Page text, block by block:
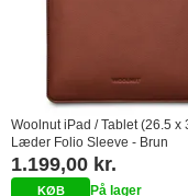
Woolnut iPad / Tablet (26.5 x
Læder Folio Sleeve - Brun
1.199,00 kr.
På lager